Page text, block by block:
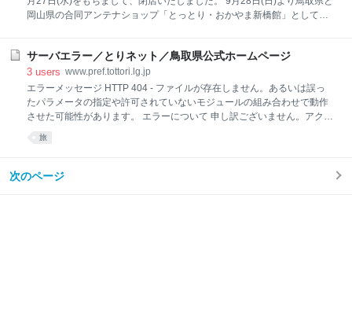
岡山県の合同アンテナショップ「とっとり・おかやま新橋館」としてリ
東京メトロ銀座線「新橋」駅（3番出口 ※ビル直結）徒歩すぐ 【電話】
０３-３５７１-００９２ 【ＨＰ】 http://www.torioka.com/
サーバエラー／とりネット／鳥取県公式ホームページ
3 users www.pref.tottori.lg.jp
エラーメッセージ HTTP 404 - ファイルが存在しません。あるいは誤っ
たパラメータの指定や許可されていないモジュールの組み合わせで動作
させた可能性があります。 エラーについて 申し訳ございません。アクセ
スされようとしたページは、変更、削除、掲示期間終了などの理由によ
り表示できませんでした。 お手数ですが、以下の方法によりご対応をお
いかご確認ください。 「ホームへもどる」からトップページを表示し、
旅
次のページ